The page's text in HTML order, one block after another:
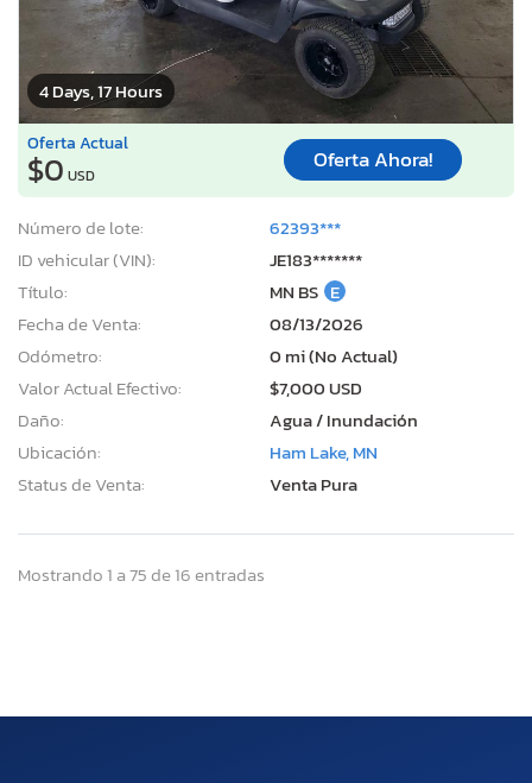
4 Days, 17 Hours
Oferta Actual
$0 USD
Oferta Ahora!
Número de lote:
62393***
ID vehicular (VIN):
JE183*******
Título:
MN BS E
Fecha de Venta:
08/13/2026
Odómetro:
0 mi (No Actual)
Valor Actual Efectivo:
$7,000 USD
Daño:
Agua / Inundación
Ubicación:
Ham Lake, MN
Status de Venta:
Venta Pura
Mostrando 1 a 75 de 16 entradas